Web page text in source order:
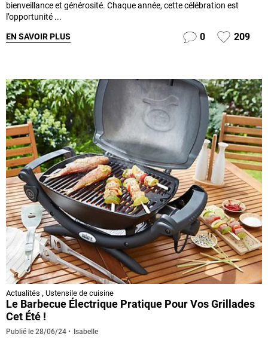
bienveillance et générosité. Chaque année, cette célébration est
l’opportunité ...
EN SAVOIR PLUS 0 209
Actualités , Ustensile de cuisine
Le Barbecue Électrique Pratique Pour Vos Grillades
Cet Été !
Publié le 28/06/24 Isabelle